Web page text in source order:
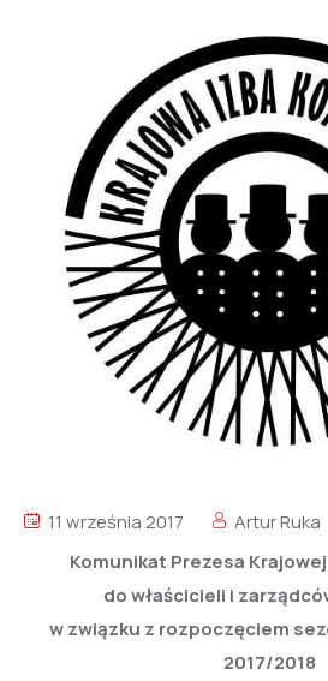
11 września 2017
Artur Ruka
Komunikat Prezesa
do właścicieli i
w związku z rozpoczęciem
2017/2018